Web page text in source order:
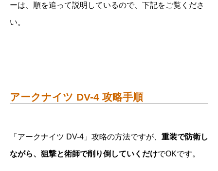
ーは、順を追って説明しているので、下記をご覧くださ
い。
アークナイツ DV-4 攻略手順
「アークナイツ DV-4」攻略の方法ですが、 重装で防衛し
ながら、狙撃と術師で削り倒していくだけでOKです。